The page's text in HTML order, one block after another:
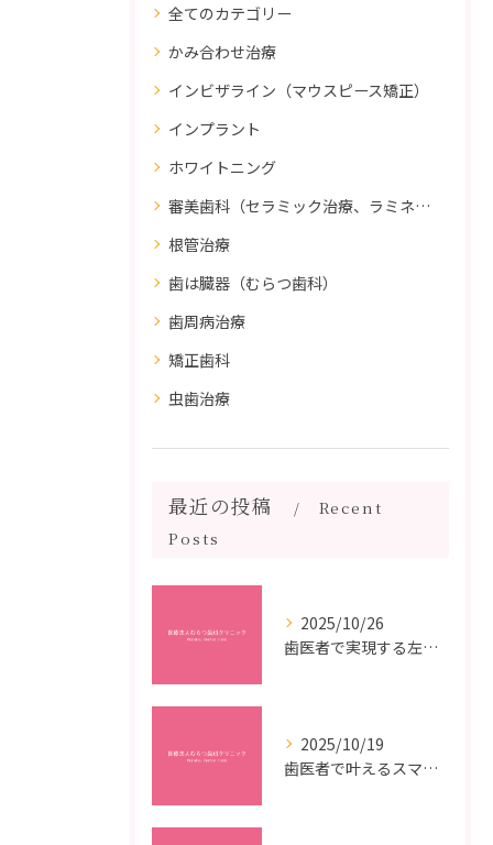
全てのカテゴリー
かみ合わせ治療
インビザライン（マウスピース矯正）
インプラント
ホワイトニング
審美歯科（セラミック治療、ラミネートべニア、ダイレクトボンディング）
根管治療
歯は臓器（むらつ歯科）
歯周病治療
矯正歯科
虫歯治療
最近の投稿
Recent
Posts
2025/10/26
歯医者で実現する左右対称治療のポイントと矯正治療選びの疑問解決ガイド
2025/10/19
歯医者で叶えるスマイルメイクオーバーなら福岡県福岡市博多区博多駅前の最新矯正治療解説